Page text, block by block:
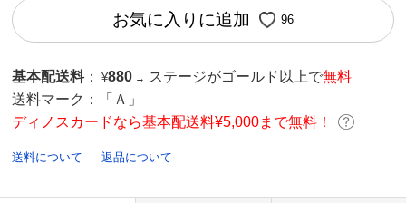
お気に入りに追加 96
基本配送料 ： ¥880 → ステージがゴールド以上で無料
送料マーク：
「Ａ」
ディノスカードなら基本配送料¥5,000まで無料！
送料について ｜返品について